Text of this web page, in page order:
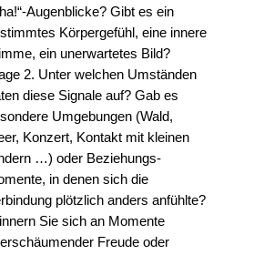
Augenblicke? Gibt es ein
Körpergefühl, eine innere
ein unerwartetes Bild?
2. Unter welchen Umständen
diese Signale auf? Gab es
Umgebungen (Wald,
Konzert, Kontakt mit kleinen
…) oder Beziehungs-
in denen sich die
plötzlich anders anfühlte?
Sie sich an Momente
Freude oder